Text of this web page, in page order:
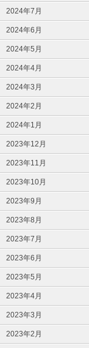
2024年7月
2024年6月
2024年5月
2024年4月
2024年3月
2024年2月
2024年1月
2023年12月
2023年11月
2023年10月
2023年9月
2023年8月
2023年7月
2023年6月
2023年5月
2023年4月
2023年3月
2023年2月